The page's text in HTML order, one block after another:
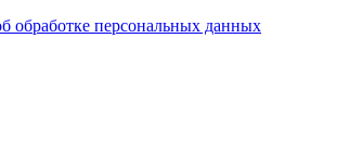
обработке персональных данных